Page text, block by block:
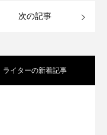
次の記事
ライターの新着記事